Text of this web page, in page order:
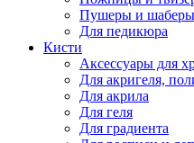
Пушеры и шаберы
Для педикюра
Кисти
Аксессуары для
Для акригеля,
Для акрила
Для геля
Для градиента